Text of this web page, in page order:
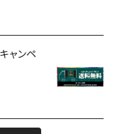
ャンペ